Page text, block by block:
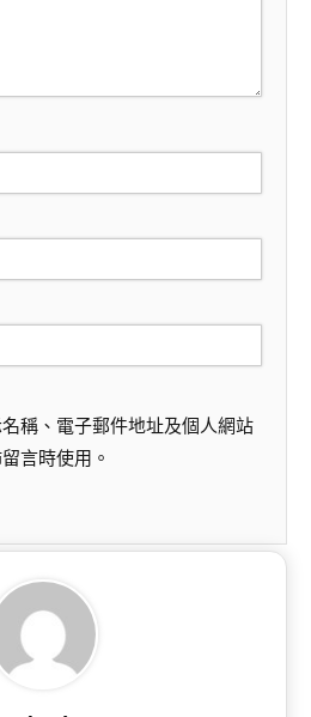
稱、電子郵件地址及個人網站
言時使用。